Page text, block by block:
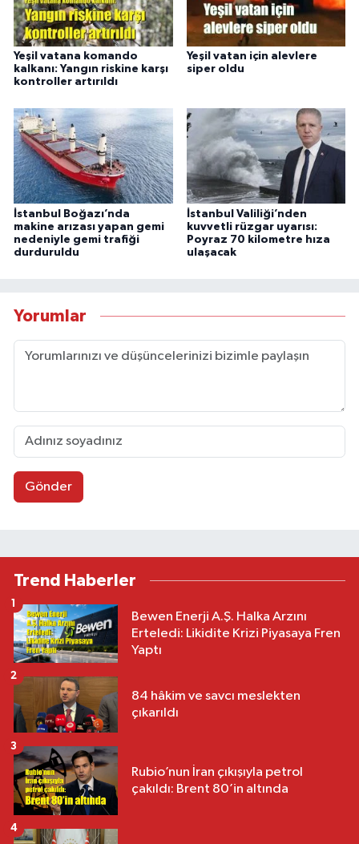
Yeşil vatana komando
kalkanı: Yangın riskine karşı
kontroller artırıldı
Yeşil vatan için alevlere
siper oldu
İstanbul Boğazı’nda
makine arızası yapan gemi
nedeniyle gemi trafiği
durduruldu
İstanbul Valiliği’nden
kuvvetli rüzgar uyarısı:
Poyraz 70 kilometre hıza
ulaşacak
Yorumlar
Gönder
Trend Haberler
Bewen Enerji A.Ş. Halka Arzını
Erteledi: Likidite Krizi Piyasaya Fren
Yaptı
84 hâkim ve savcı meslekten
çıkarıldı
2
Rubio’nun İran çıkışıyla petrol
çakıldı: Brent 80’in altında
3
4